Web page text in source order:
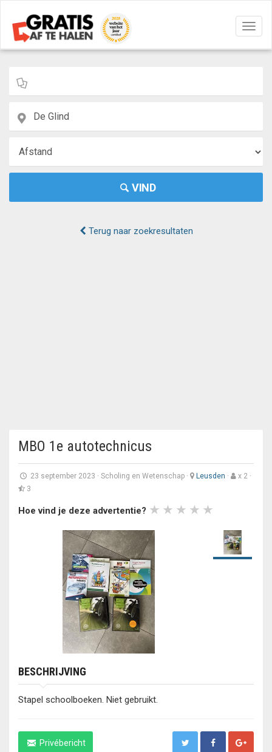
aan/
VIND
Terug naar zoekresultaten
MBO 1e autotechnicus
23 september 2023 · Scholing en Wetenschap· Leusden ·
x 2 ·
3
Hoe vind je deze advertentie?
BESCHRIJVING
Stapel schoolboeken. Niet gebruikt.
Privébericht